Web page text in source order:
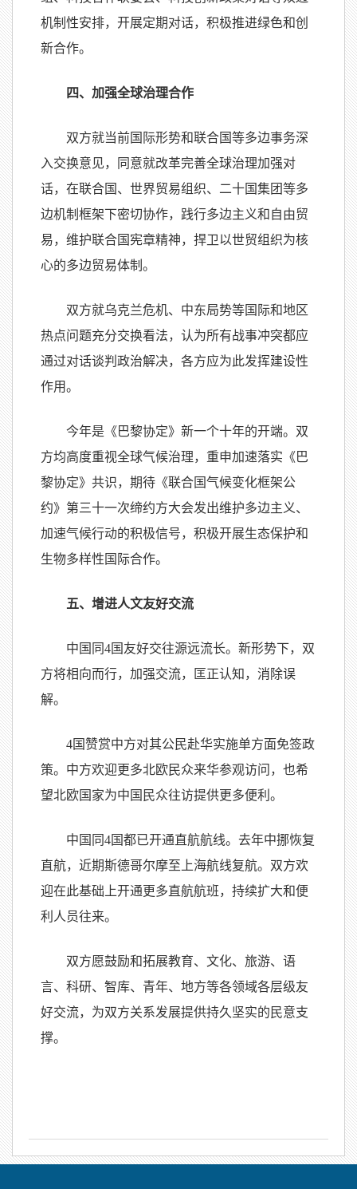
机制性安排，开展定期对话，积极推进绿色和创
新合作。
四、加强全球治理合作
双方就当前国际形势和联合国等多边事务深
入交换意见，同意就改革完善全球治理加强对
话，在联合国、世界贸易组织、二十国集团等多
边机制框架下密切协作，践行多边主义和自由贸
易，维护联合国宪章精神，捍卫以世贸组织为核
心的多边贸易体制。
双方就乌克兰危机、中东局势等国际和地区
热点问题充分交换看法，认为所有战事冲突都应
通过对话谈判政治解决，各方应为此发挥建设性
作用。
今年是《巴黎协定》新一个十年的开端。双
方均高度重视全球气候治理，重申加速落实《巴
黎协定》共识，期待《联合国气候变化框架公
约》第三十一次缔约方大会发出维护多边主义、
加速气候行动的积极信号，积极开展生态保护和
生物多样性国际合作。
五、增进人文友好交流
中国同4国友好交往源远流长。新形势下，双
方将相向而行，加强交流，匡正认知，消除误
解。
4国赞赏中方对其公民赴华实施单方面免签政
策。中方欢迎更多北欧民众来华参观访问，也希
望北欧国家为中国民众往访提供更多便利。
中国同4国都已开通直航航线。去年中挪恢复
直航，近期斯德哥尔摩至上海航线复航。双方欢
迎在此基础上开通更多直航航班，持续扩大和便
利人员往来。
双方愿鼓励和拓展教育、文化、旅游、语
言、科研、智库、青年、地方等各领域各层级友
好交流，为双方关系发展提供持久坚实的民意支
撑。